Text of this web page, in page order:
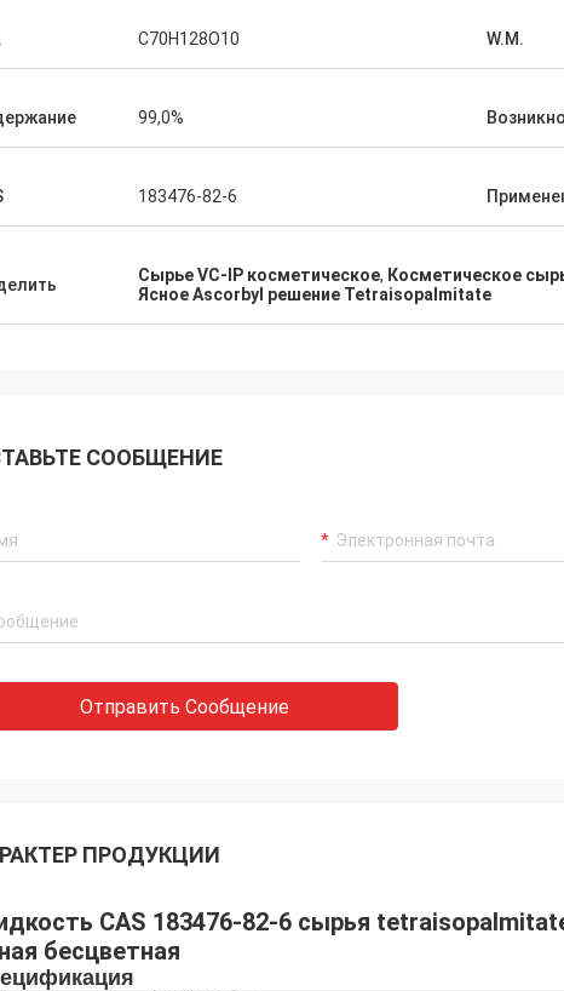
подгоняя, доставка,
C70H128O10 W.M.
99,0%
183476-82-6
Сырье VC-IP косметическое, Косметическое
Ясное Ascorbyl решение Tetraisopalmitate
СООБЩЕНИЕ
Отправить Сообщение
ПРОДУКЦИИ
CAS 183476-82-6 сырья
бесцветная